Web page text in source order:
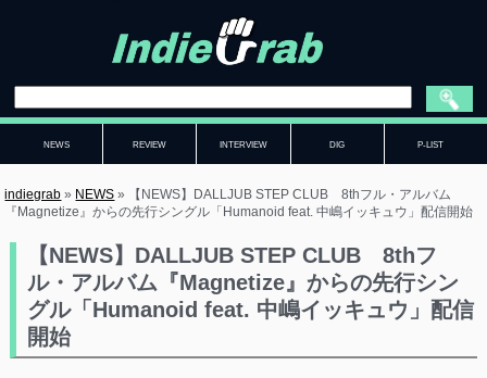
NEWS REVIEW INTERVIEW DIG P-LIST
indiegrab » NEWS »
【NEWS】DALLJUB STEP CLUB 8thフル・アルバム
『Magnetize』からの先行シングル「Humanoid feat. 中嶋イッキュウ」配信開始
【NEWS】DALLJUB STEP CLUB 8thフ
ル・アルバム『Magnetize』からの先行シン
グル「Humanoid feat. 中嶋イッキュウ」配信
開始